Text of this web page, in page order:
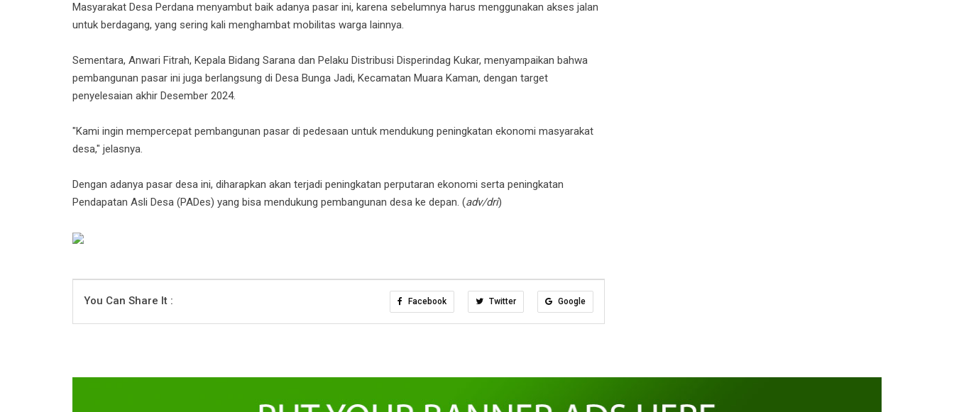
Masyarakat Desa Perdana menyambut baik adanya pasar ini, karena sebelumnya harus menggunakan akses jalan
untuk berdagang, yang sering kali menghambat mobilitas warga lainnya.
Sementara, Anwari Fitrah, Kepala Bidang Sarana dan Pelaku Distribusi Disperindag Kukar, menyampaikan bahwa
pembangunan pasar ini juga berlangsung di Desa Bunga Jadi, Kecamatan Muara Kaman, dengan target
penyelesaian akhir Desember 2024.
"Kami ingin mempercepat pembangunan pasar di pedesaan untuk mendukung peningkatan ekonomi masyarakat
desa," jelasnya.
Dengan adanya pasar desa ini, diharapkan akan terjadi peningkatan perputaran ekonomi serta peningkatan
Pendapatan Asli Desa (PADes) yang bisa mendukung pembangunan desa ke depan. (adv/dri)
You Can Share It : Facebook Twitter Google